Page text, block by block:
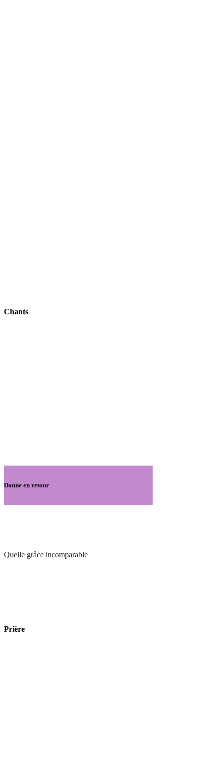
Chants
Donne en retour
Quelle grâce incomparable
Prière